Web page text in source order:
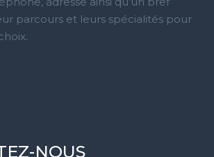
parcours et leurs spécialités pour
NOUS